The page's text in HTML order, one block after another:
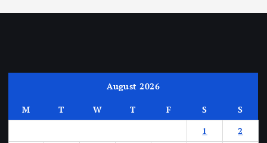
August 2026
M T W T F S
S
1
2